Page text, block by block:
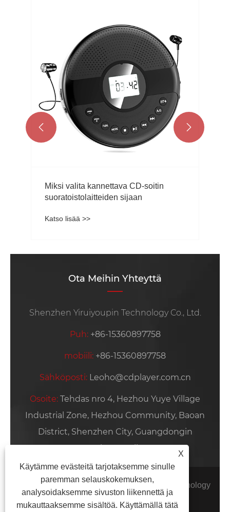
Lenkkeilee kappaleillasi: Tomiren
läpinäkyvä kannettava CD -soitin
Katso lisää >>
 
Ota Meihin Yhteyttä
Shenzhen Yiruiyoupin Technology Co., Ltd.
Puh: +86-15360897758
mobiili: +86-15360897758
Sähköposti: Leoho@cdplayer.com.cn
Osoite: Tehdas nro 4, Hezhou Yuye Village
Industrial Zone, Hezhou Community, Baoan
District, Shenzhen City, Guangdongin
maakunta, Kiina
Copyright © 2026 Shenzhen Yiruiyoupin Technology
Co., Ltd. Kaikki oikeudet pidätetään.
X
Käytämme evästeitä tarjotaksemme sinulle
paremman selauskokemuksen,
analysoidaksemme sivuston liikennettä ja
mukauttaaksemme sisältöä. Käyttämällä tätä